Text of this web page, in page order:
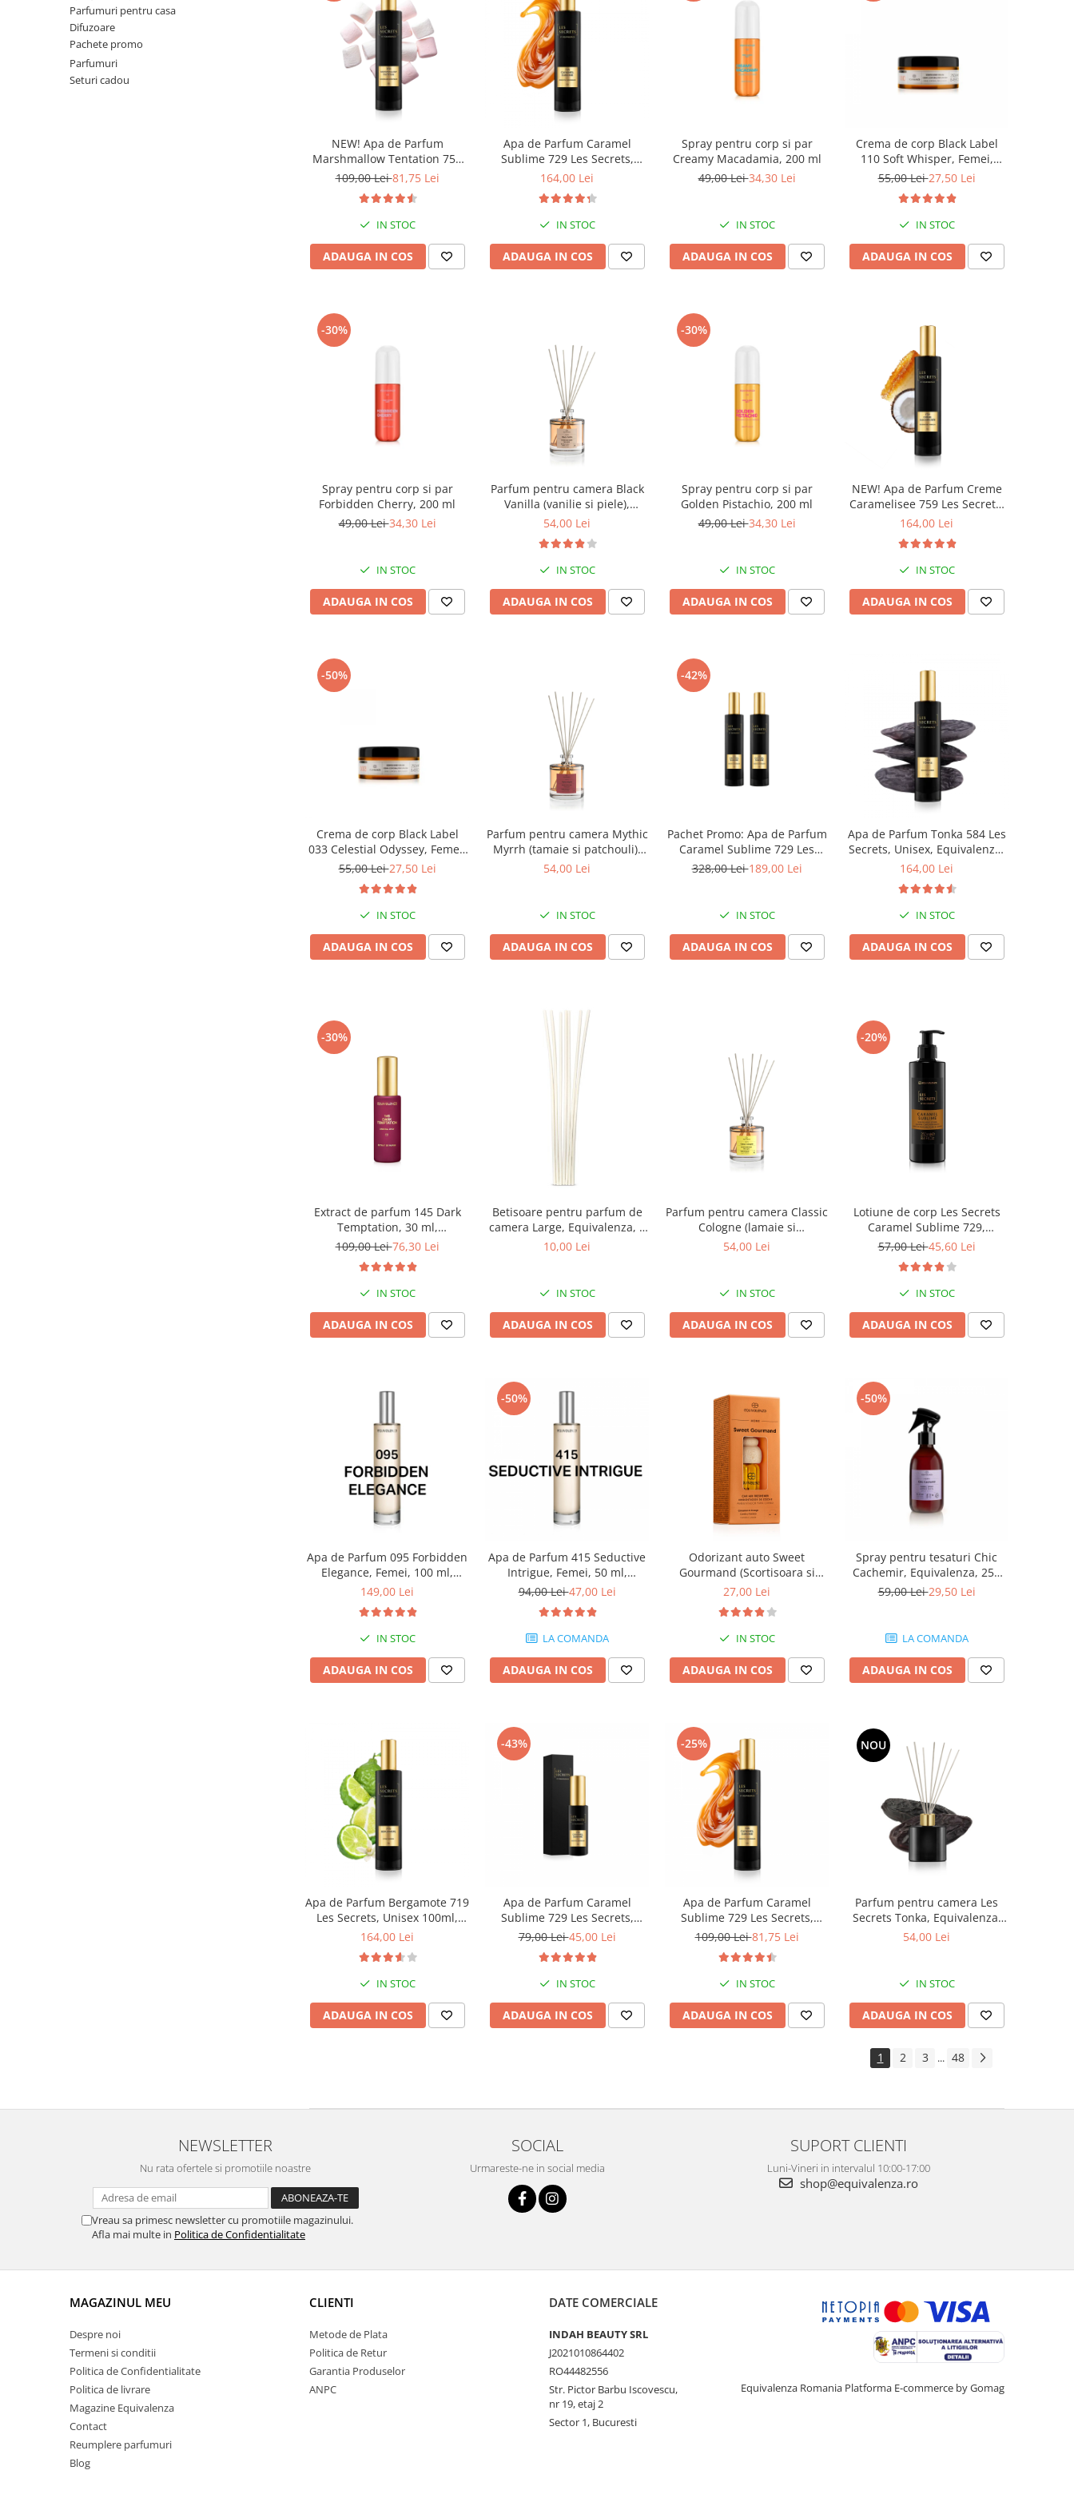
Ulei pentru barbaParfumuri pentru casa
Difuzoare
Pachete promo
Parfumuri
Seturi cadou
NEW! Apa de Parfum
Marshmallow Tentation 758
Les Secrets, Unisex, 50 ml,
109,00 Lei81,75 Lei
IN STOC
ADAUGA IN COS
Apa de Parfum Caramel
Sublime 729 Les Secrets,
Unisex, 100 ml, Equivalenza
164,00 Lei
IN STOC
ADAUGA IN COS
Spray pentru corp si par
Creamy Macadamia, 200 ml
49,00 Lei34,30 Lei
IN STOC
ADAUGA IN COS
Crema de corp Black Label
110 Soft Whisper, Femei,
Equivalenza, 250 ml
55,00 Lei27,50 Lei
IN STOC
ADAUGA IN COS
-30%
Spray pentru corp si par
Forbidden Cherry, 200 ml
49,00 Lei34,30 Lei
IN STOC
ADAUGA IN COS
Parfum pentru camera Black
Vanilla (vanilie si piele),
Equivalenza, 50 ml
54,00 Lei
IN STOC
ADAUGA IN COS
-30%
Spray pentru corp si par
Golden Pistachio, 200 ml
49,00 Lei34,30 Lei
IN STOC
ADAUGA IN COS
NEW! Apa de Parfum Creme
Caramelisee 759 Les Secrets,
Unisex, 100 ml, Equivalenza
164,00 Lei
IN STOC
ADAUGA IN COS
-50%
Crema de corp Black Label
033 Celestial Odyssey, Femei,
Equivalenza, 250 ml
55,00 Lei27,50 Lei
IN STOC
ADAUGA IN COS
Parfum pentru camera Mythic
Myrrh (tamaie si patchouli),
Equivalenza, 50 ml
54,00 Lei
IN STOC
ADAUGA IN COS
-42%
Pachet Promo: Apa de Parfum
Caramel Sublime 729 Les
Secrets, 100 ml x2
328,00 Lei189,00 Lei
IN STOC
ADAUGA IN COS
Apa de Parfum Tonka 584 Les
Secrets, Unisex, Equivalenza,
100 ml
164,00 Lei
IN STOC
ADAUGA IN COS
-30%
Extract de parfum 145 Dark
Temptation, 30 ml,
Equivalenza
109,00 Lei76,30 Lei
IN STOC
ADAUGA IN COS
Betisoare pentru parfum de
camera Large, Equivalenza, 7
buc
10,00 Lei
IN STOC
ADAUGA IN COS
Parfum pentru camera Classic
Cologne (lamaie si
mandarina), Equivalenza, 50
54,00 Lei
IN STOC
ADAUGA IN COS
-20%
Lotiune de corp Les Secrets
Caramel Sublime 729,
Equivalenza, 250 ml
57,00 Lei45,60 Lei
IN STOC
ADAUGA IN COS
Apa de Parfum 095 Forbidden
Elegance, Femei, 100 ml,
Equivalenza
149,00 Lei
IN STOC
ADAUGA IN COS
-50%
Apa de Parfum 415 Seductive
Intrigue, Femei, 50 ml,
Equivalenza
94,00 Lei47,00 Lei
LA COMANDA
ADAUGA IN COS
Odorizant auto Sweet
Gourmand (Scortisoara si
portocala), Equivalenza, 6 ml
27,00 Lei
IN STOC
ADAUGA IN COS
-50%
Spray pentru tesaturi Chic
Cachemir, Equivalenza, 250
ml
59,00 Lei29,50 Lei
LA COMANDA
ADAUGA IN COS
Apa de Parfum Bergamote 719
Les Secrets, Unisex 100ml,
Equivalenza
164,00 Lei
IN STOC
ADAUGA IN COS
-43%
Apa de Parfum Caramel
Sublime 729 Les Secrets,
Unisex, 30 ml, Equivalenza
79,00 Lei45,00 Lei
IN STOC
ADAUGA IN COS
-25%
Apa de Parfum Caramel
Sublime 729 Les Secrets,
Unisex, 50 ml, Equivalenza
109,00 Lei81,75 Lei
IN STOC
ADAUGA IN COS
NOU
Parfum pentru camera Les
Secrets Tonka, Equivalenza,
50 ml
54,00 Lei
IN STOC
ADAUGA IN COS
1 2 3 ... 48
NEWSLETTER
Nu rata ofertele si promotiile noastre
Vreau sa primesc newsletter cu promotiile magazinului.
Afla mai multe in Politica de Confidentialitate
SOCIAL
Urmareste-ne in social media
SUPORT CLIENTI
Luni-Vineri in intervalul 10:00-17:00
shop@equivalenza.ro
MAGAZINUL MEU
Despre noi
Termeni si conditii
Politica de Confidentialitate
Politica de livrare
Magazine Equivalenza
Contact
Reumplere parfumuri
Blog
CLIENTI
Metode de Plata
Politica de Retur
Garantia Produselor
ANPC
DATE COMERCIALE
INDAH BEAUTY SRL
J2021010864402
RO44482556
Str. Pictor Barbu Iscovescu,
nr 19, etaj 2
Sector 1, Bucuresti
Equivalenza Romania Platforma E-commerce by Gomag